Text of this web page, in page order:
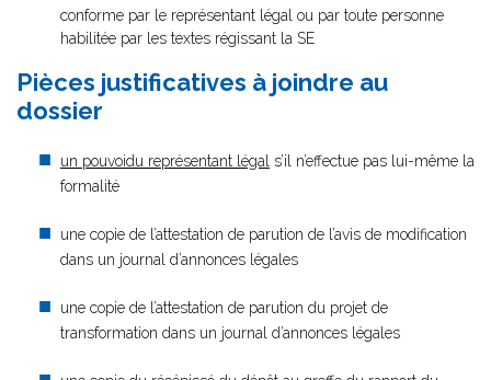
conforme par le représentant légal ou par toute personne
habilitée par les textes régissant la SE
Pièces justificatives à joindre au
dossier
un pouvoidu représentant légal s’il n’effectue pas lui-même la
formalité
une copie de l’attestation de parution de l’avis de modification
dans un journal d’annonces légales
une copie de l’attestation de parution du projet de
transformation dans un journal d’annonces légales